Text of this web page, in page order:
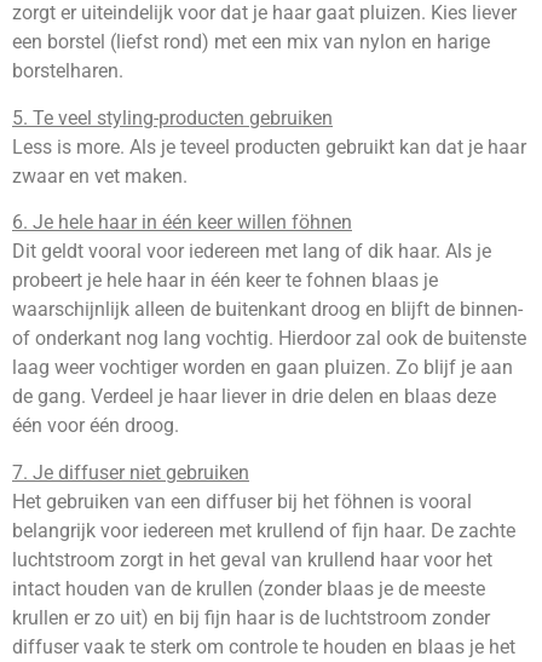
zorgt er uiteindelijk voor dat je haar gaat pluizen. Kies liever
een borstel (liefst rond) met een mix van nylon en harige
borstelharen.
5. Te veel styling-producten gebruiken
Less is more. Als je teveel producten gebruikt kan dat je haar
zwaar en vet maken.
6. Je hele haar in één keer willen föhnen
Dit geldt vooral voor iedereen met lang of dik haar. Als je
probeert je hele haar in één keer te fohnen blaas je
waarschijnlijk alleen de buitenkant droog en blijft de binnen-
of onderkant nog lang vochtig. Hierdoor zal ook de buitenste
laag weer vochtiger worden en gaan pluizen. Zo blijf je aan
de gang. Verdeel je haar liever in drie delen en blaas deze
één voor één droog.
7. Je diffuser niet gebruiken
Het gebruiken van een diffuser bij het föhnen is vooral
belangrijk voor iedereen met krullend of fijn haar. De zachte
luchtstroom zorgt in het geval van krullend haar voor het
intact houden van de krullen (zonder blaas je de meeste
krullen er zo uit) en bij fijn haar is de luchtstroom zonder
diffuser vaak te sterk om controle te houden en blaas je het